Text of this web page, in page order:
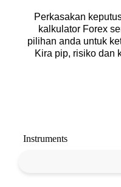
Perkasakan
kalkulator Forex
pilihan anda untuk
Kira pip, risiko dan
Instruments